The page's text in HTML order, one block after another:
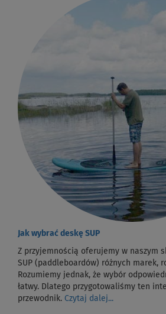
Jak wybrać deskę SUP
Z przyjemnością oferujemy w naszym
SUP (paddleboardów) różnych marek,
Rozumiemy jednak, że wybór
łatwy. Dlatego przygotowaliśmy ten
przewodnik. Czytaj dalej...